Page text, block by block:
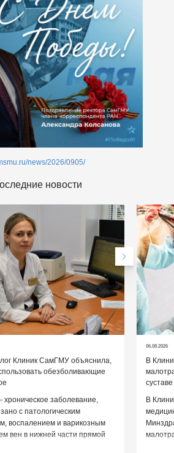
news/2026/0905/
новости
Клиник СамГМУ объяснила,
обезболивающие
заболевание,
с патологическим
воспалением и варикозным
вен в нижней части прямой
06.08.2026
В
суставе
В